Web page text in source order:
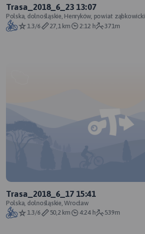
Trasa_2018_6_23 13:07
Polska, dolnośląskie, Henryków, powiat ząbkowicki
1.3/6
27,1 km 2:12 h 371m
Trasa_2018_6_17 15:41
Polska, dolnośląskie, Wrocław
1.3/6
50,2 km 4:24 h 539m